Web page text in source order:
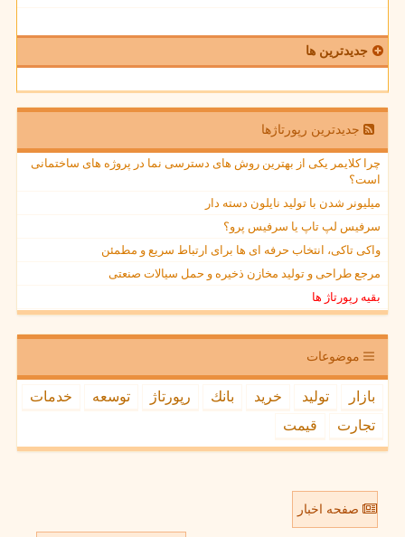
جدیدترین ها
جدیدترین رپورتاژها
چرا کلایمر یکی از بهترین روش های دسترسی نما در پروژه های ساختمانی
است؟
میلیونر شدن با تولید نایلون دسته دار
سرفیس لپ تاپ یا سرفیس پرو؟
واکی تاکی، انتخاب حرفه ای ها برای ارتباط سریع و مطمئن
مرجع طراحی و تولید مخازن ذخیره و حمل سیالات صنعتی
بقیه رپورتاژ ها
موضوعات
بازار تولید خرید بانك رپورتاژ توسعه
خدمات
تجارت
قیمت
صفحه اخبار